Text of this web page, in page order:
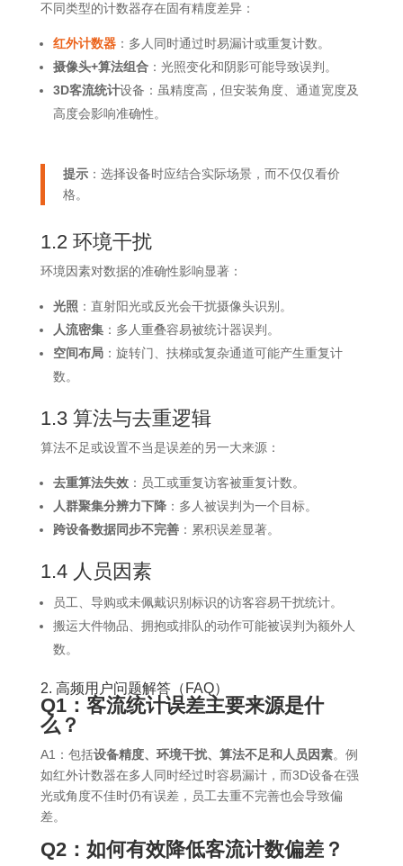
不同类型的计数器存在固有精度差异：
红外计数器：多人同时通过时易漏计或重复计数。
摄像头+算法组合：光照变化和阴影可能导致误判。
3D客流统计设备：虽精度高，但安装角度、通道宽度及
高度会影响准确性。
提示：选择设备时应结合实际场景，而不仅仅看价
格。
1.2 环境干扰
环境因素对数据的准确性影响显著：
光照 ：直射阳光或反光会干扰摄像头识别。
人流密集：多人重叠容易被统计器误判。
空间布局：旋转门、扶梯或复杂通道可能产生重复计
数。
1.3 算法与去重逻辑
算法不足或设置不当是误差的另一大来源：
去重算法失效：员工或重复访客被重复计数。
人群聚集分辨力下降：多人被误判为一个目标。
跨设备数据同步不完善：累积误差显著。
1.4 人员因素
员工、导购或未佩戴识别标识的访客容易干扰统计。
搬运大件物品、拥抱或排队的动作可能被误判为额外人
数。
2. 高频用户问题解答（FAQ）
Q1：客流统计误差主要来源是什
么？
A1：包括设备精度、环境干扰、算法不足和人员因素。例
如红外计数器在多人同时经过时容易漏计，而3D设备在强
光或角度不佳时仍有误差，员工去重不完善也会导致偏
差。
Q2：如何有效降低客流计数偏差？